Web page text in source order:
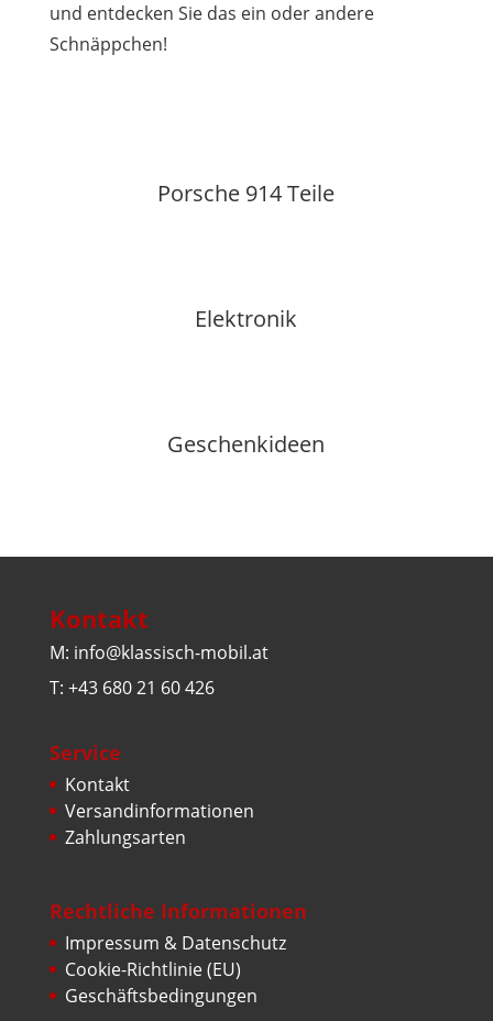
und entdecken Sie das ein oder andere
Schnäppchen!
Porsche 914 Teile
Elektronik
Geschenkideen
Kontakt
M: info@klassisch-mobil.at
T: +43 680 21 60 426
Service
Kontakt
Versandinformationen
Zahlungsarten
Rechtliche Informationen
Impressum & Datenschutz
Cookie-Richtlinie (EU)
Geschäftsbedingungen